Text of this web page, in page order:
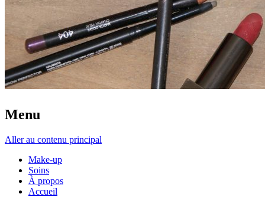
Menu
Aller au contenu principal
Make-up
Soins
À propos
Accueil